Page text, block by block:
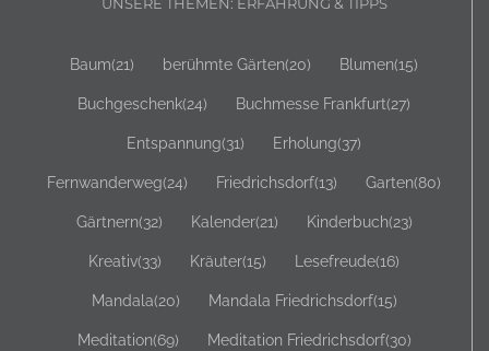
Baum(21) berühmte Gärten(20) Blumen(15)
Buchgeschenk(24) Buchmesse Frankfurt(27)
Entspannung(31) Erholung(37)
Fernwanderweg(24) Friedrichsdorf(13) Garten(80)
Gärtnern(32) Kalender(21) Kinderbuch(23)
Kreativ(33) Kräuter(15) Lesefreude(16)
Mandala(20) Mandala Friedrichsdorf(15)
Meditation(69) Meditation Friedrichsdorf(30)